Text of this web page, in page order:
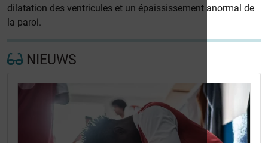
dilatation des ventricules et un épaississement anormal de
la paroi.
NIEUWS